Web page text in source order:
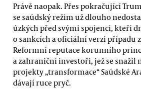
Právě naopak. Přes pokračující
se saúdský režim už dlouho
úzkých před svými spojenci, kteří
o sankcích a oficiální verzi případu
Reformní reputace korunního
a zahraniční investoři, jež se snažil
projekty „transformace“ Saúdské
dávají ruce pryč.